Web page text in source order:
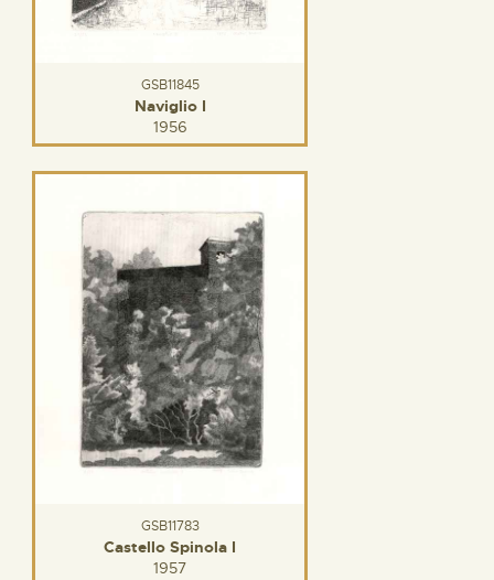
GSB11845
Naviglio I
1956
GSB11783
Castello Spinola I
1957